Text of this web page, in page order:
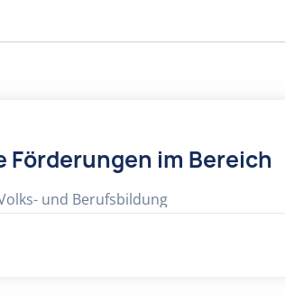
Förderungen im Bereich
und Berufsbildung